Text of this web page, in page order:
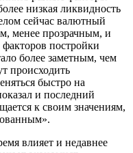
низкая ликвидность
сейчас валютный
менее прозрачным, и
постройки
более заметным, чем
происходить
быстро на
и последний
к своим значениям,
влияет и недавнее